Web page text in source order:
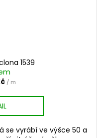
1539
/ m
se vyrábí ve výšce 50 a